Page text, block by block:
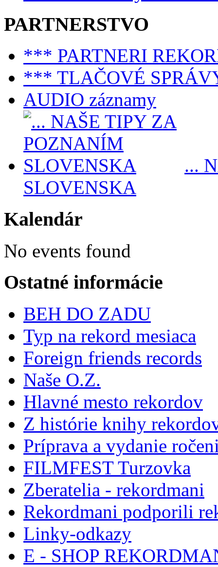
PARTNERSTVO
*** PARTNERI
*** TLAČOVÉ
AUDIO záznamy
...
SLOVENSKA
Kalendár
No events found
Ostatné informácie
BEH DO ZADU
Typ na rekord mesiaca
Foreign friends records
Naše O.Z.
Hlavné mesto rekordov
Z histórie knihy
Príprava a vydanie
FILMFEST Turzovka
Zberatelia - rekordmani
Rekordmani podporili
Linky-odkazy
E - SHOP